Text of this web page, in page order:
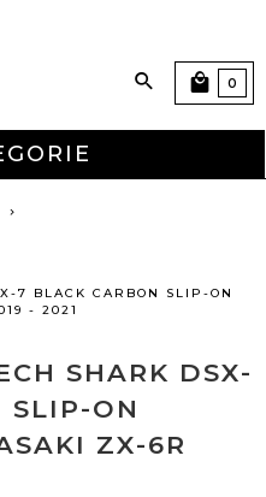
0
7 BLACK CARBON SLIP-ON
- 2021
SHARK DSX-
SLIP-ON
ZX-6R